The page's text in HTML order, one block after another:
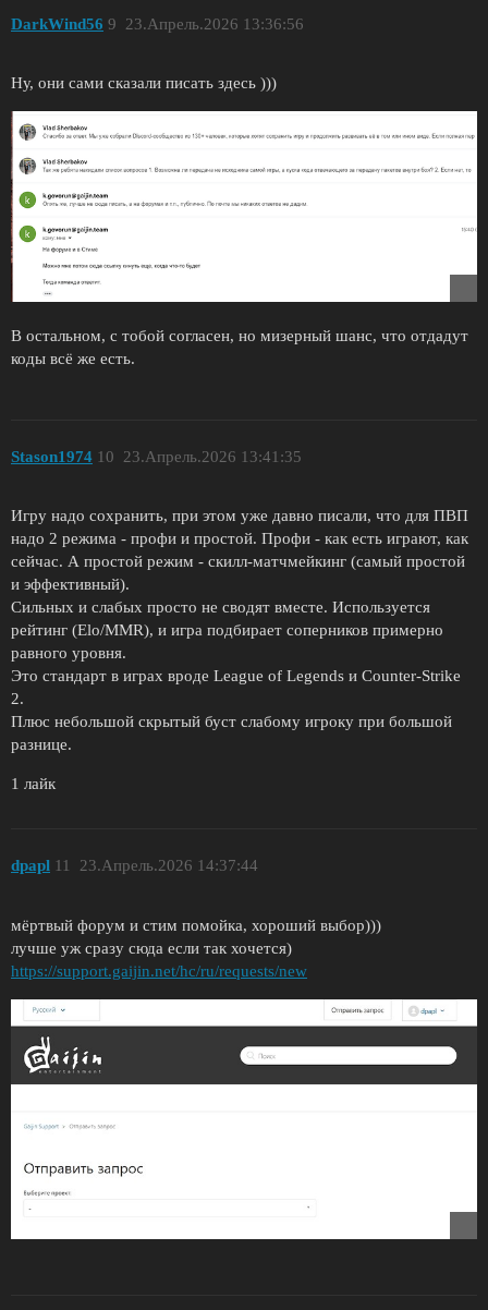
DarkWind56 23.Апрель.2026 13:36:56
9
Ну, они сами сказали писать здесь )))
В остальном, с тобой согласен, но мизерный шанс, что отдадут
коды всё же есть.
Stason1974 23.Апрель.2026 13:41:35
10
Игру надо сохранить, при этом уже давно писали, что для ПВП
надо 2 режима - профи и простой. Профи - как есть играют, как
сейчас. А простой режим - скилл-матчмейкинг (самый простой
и эффективный).
Сильных и слабых просто не сводят вместе. Используется
рейтинг (Elo/MMR), и игра подбирает соперников примерно
равного уровня.
Это стандарт в играх вроде League of Legends и Counter-Strike
2.
Плюс небольшой скрытый буст слабому игроку при большой
разнице.
1 лайк
dpapl 23.Апрель.2026 14:37:44
11
мёртвый форум и стим помойка, хороший выбор)))
лучше уж сразу сюда если так хочется)
https://support.gaijin.net/hc/ru/requests/new